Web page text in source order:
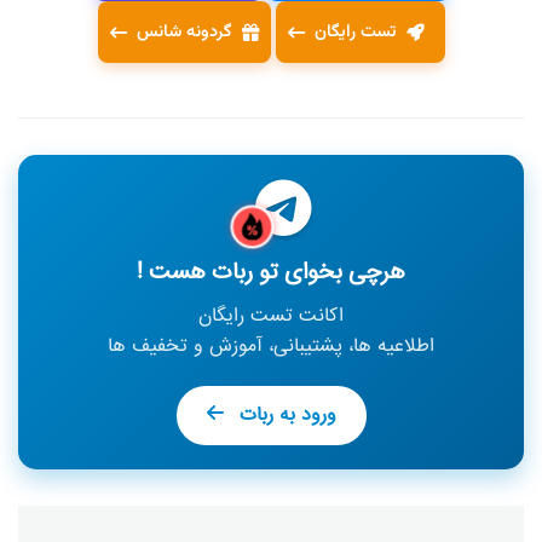
تست رایگان گردونه شانس
هرچی بخوای تو ربات هست !
اکانت تست رایگان
اطلاعیه ها، پشتیبانی، آموزش و تخفیف ها
ورود به ربات